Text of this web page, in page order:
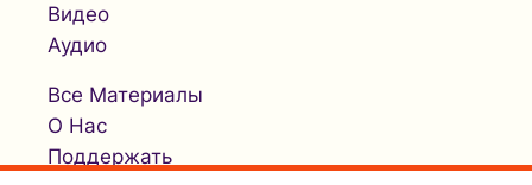
Видео
Аудио
Все Материалы
О Нас
Поддержать